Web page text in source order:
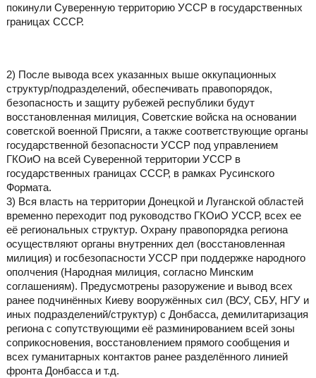
покинули Суверенную территорию УССР в государственных
границах СССР.
2) После вывода всех указанных выше оккупационных
структур/подразделений, обеспечивать правопорядок,
безопасность и защиту рубежей республики будут
восстановленная милиция, Советские войска на основании
советской военной Присяги, а также соответствующие органы
государственной безопасности УССР под управлением
ГКОиО на всей Суверенной территории УССР в
государственных границах СССР, в рамках Русинского
Формата.
3) Вся власть на территории Донецкой и Луганской областей
временно переходит под руководство ГКОиО УССР, всех ее
её региональных структур. Охрану правопорядка региона
осуществляют органы внутренних дел (восстановленная
милиция) и госбезопасности УССР при поддержке народного
ополчения (Народная милиция, согласно Минским
соглашениям). Предусмотрены разоружение и вывод всех
ранее подчинённых Киеву вооружённых сил (ВСУ, СБУ, НГУ и
иных подразделений/структур) с Донбасса, демилитаризация
региона с сопутствующими её разминированием всей зоны
соприкосновения, восстановлением прямого сообщения и
всех гуманитарных контактов ранее разделённого линией
фронта Донбасса и т.д.